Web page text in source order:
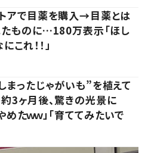
アで目薬を購入→目薬とは
ものに…180万表示「ほし
にこれ！！」
まったじゃがいも”を植えて
3ヶ月後、驚きの光景に
めたｗｗ」「育ててみたいで